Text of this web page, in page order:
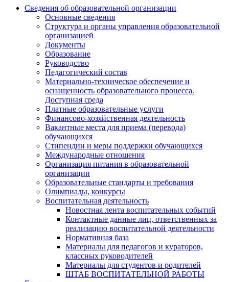
Сведения об образовательной организации
Основные сведения
Структура и органы управления образовательной
организацией
Документы
Образование
Руководство
Педагогический состав
Материально-техническое обеспечение и
оснащенность образовательного процесса.
Доступная среда
Платные образовательные услуги
Финансово-хозяйственная деятельность
Вакантные места для приема (перевода)
обучающихся
Стипендии и меры поддержки обучающихся
Международные отношения
Организация питания в образовательной
организации
Образовательные стандарты и требования
Олимпиады, конкурсы
Воспитательная деятельность
Новостная лента воспитательных событий
Контактные данные лиц, ответственных за
реализацию воспитательной деятельности
Нормативная база
Материалы для педагогов и кураторов,
классных руководителей
Материалы для студентов и родителей
ШТАБ ВОСПИТАТЕЛЬНОЙ РАБОТЫ